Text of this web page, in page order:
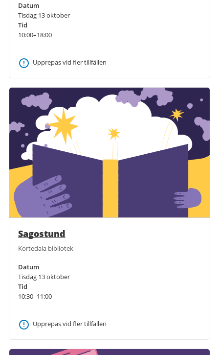
Datum
Tisdag 13 oktober
Tid
10:00–18:00
Upprepas vid fler tillfällen
Sagostund
Kortedala bibliotek
Datum
Tisdag 13 oktober
Tid
10:30–11:00
Upprepas vid fler tillfällen